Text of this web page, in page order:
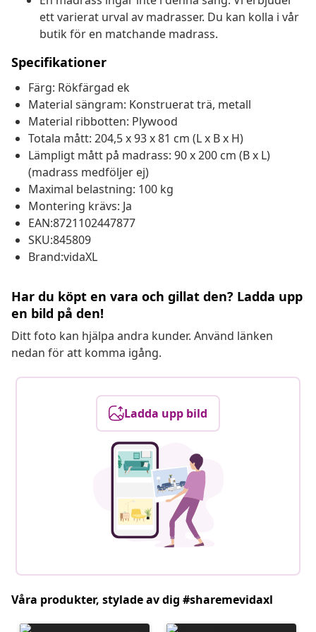
ett varierat urval av madrasser. Du kan kolla i vår
butik för en matchande madrass.
Specifikationer
Färg: Rökfärgad ek
Material sängram: Konstruerat trä, metall
Material ribbotten: Plywood
Totala mått: 204,5 x 93 x 81 cm (L x B x H)
Lämpligt mått på madrass: 90 x 200 cm (B x L)
(madrass medföljer ej)
Maximal belastning: 100 kg
Montering krävs: Ja
EAN:8721102447877
SKU:845809
Brand:vidaXL
Har du köpt en vara och gillat den? Ladda upp
en bild på den!
Ditt foto kan hjälpa andra kunder. Använd länken
nedan för att komma igång.
Ladda upp bild
Våra produkter, stylade av dig #sharemevidaxl